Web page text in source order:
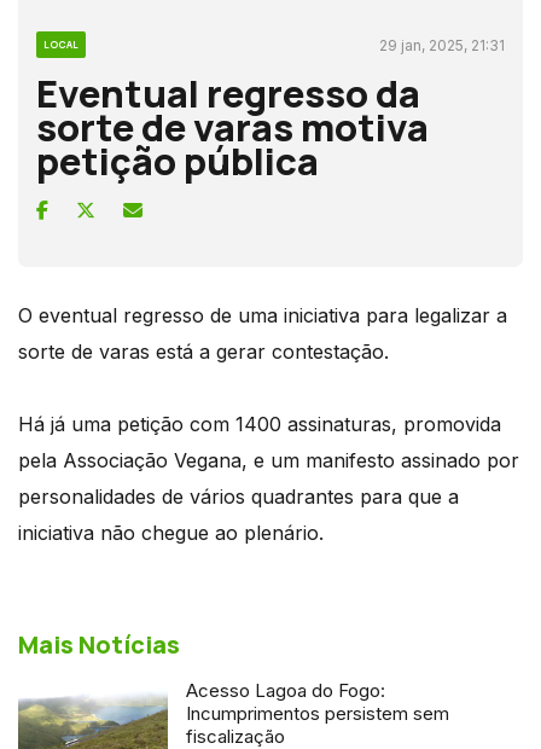
LOCAL 29 jan, 2025, 21:31
Eventual regresso da
sorte de varas motiva
petição pública
O eventual regresso de uma iniciativa para legalizar a
sorte de varas está a gerar contestação.
Há já uma petição com 1400 assinaturas, promovida
pela Associação Vegana, e um manifesto assinado por
personalidades de vários quadrantes para que a
iniciativa não chegue ao plenário.
Mais Notícias
Acesso Lagoa do Fogo:
Incumprimentos persistem sem
fiscalização